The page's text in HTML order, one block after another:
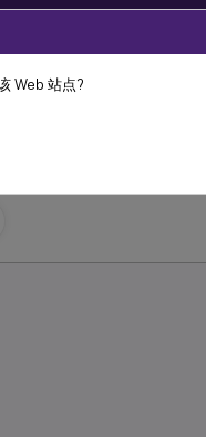
Management 服务
Web 站点?